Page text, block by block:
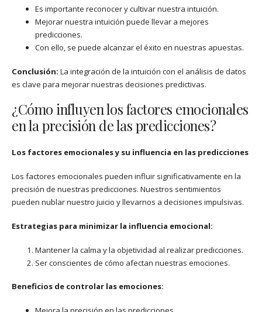
Es importante reconocer y cultivar nuestra intuición.
Mejorar nuestra intuición puede llevar a mejores
predicciones.
Con ello, se puede alcanzar el éxito en nuestras apuestas.
Conclusión: La integración de la intuición con el análisis de datos
es clave para mejorar nuestras decisiones predictivas.
¿Cómo influyen los factores emocionales
en la precisión de las predicciones?
Los factores emocionales y su influencia en las predicciones
Los factores emocionales pueden influir significativamente en la
precisión de nuestras predicciones. Nuestros sentimientos
pueden nublar nuestro juicio y llevarnos a decisiones impulsivas.
Estrategias para minimizar la influencia emocional:
Mantener la calma y la objetividad al realizar predicciones.
Ser conscientes de cómo afectan nuestras emociones.
Beneficios de controlar las emociones: